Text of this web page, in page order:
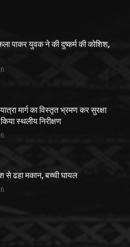
पाकर युवक ने की दुष्कर्म की कोशिश,
मार्ग का विस्तृत भ्रमण कर सुरक्षा
स्थलीय निरीक्षण
से ढहा मकान, बच्ची घायल